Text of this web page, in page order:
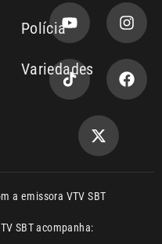
a VTV News
Política de privacidade